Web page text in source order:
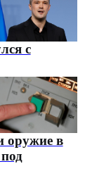
с
оружие в